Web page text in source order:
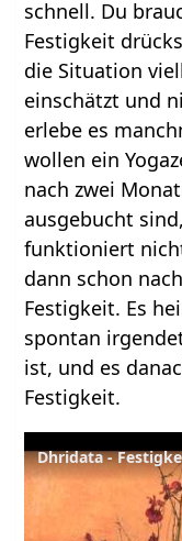
schnell. Du
Festigkeit
die Situation
einschätzt und
erlebe es
wollen ein
nach zwei
ausgebucht
funktioniert
dann schon
Festigkeit. Es
spontan
ist, und es
Festigkeit.
Dhridata -